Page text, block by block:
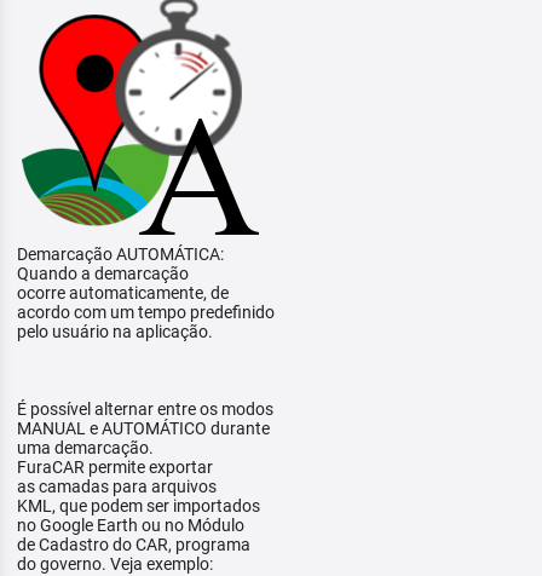
Demarcação AUTOMÁTICA:
Quando a demarcação
ocorre automaticamente, de
acordo com um tempo predefinido
pelo usuário na aplicação.
É possível alternar entre os modos
MANUAL e AUTOMÁTICO durante
uma demarcação.
FuraCAR permite exportar
as camadas para arquivos
KML, que podem ser importados
no Google Earth ou no Módulo
de Cadastro do CAR, programa
do governo. Veja exemplo: